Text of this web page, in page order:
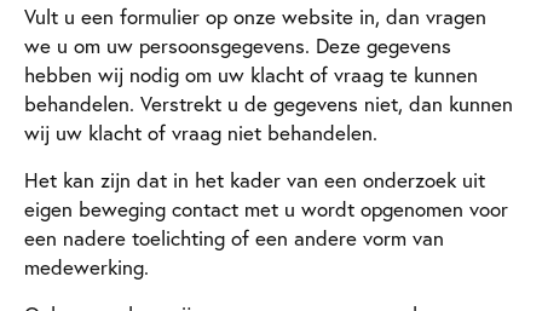
Vult u een formulier op onze website in, dan vragen
we u om uw persoonsgegevens. Deze gegevens
hebben wij nodig om uw klacht of vraag te kunnen
behandelen. Verstrekt u de gegevens niet, dan kunnen
wij uw klacht of vraag niet behandelen.
Het kan zijn dat in het kader van een onderzoek uit
eigen beweging contact met u wordt opgenomen voor
een nadere toelichting of een andere vorm van
medewerking.